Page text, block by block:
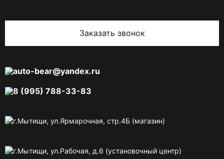
Заказать звонок
auto-bear@yandex.ru
8 (995) 788-33-83
г.Мытищи, ул.Ярмарочная, стр.4Б (магазин)
г.Мытищи, ул.Рабочая, д.6 (установочный центр)